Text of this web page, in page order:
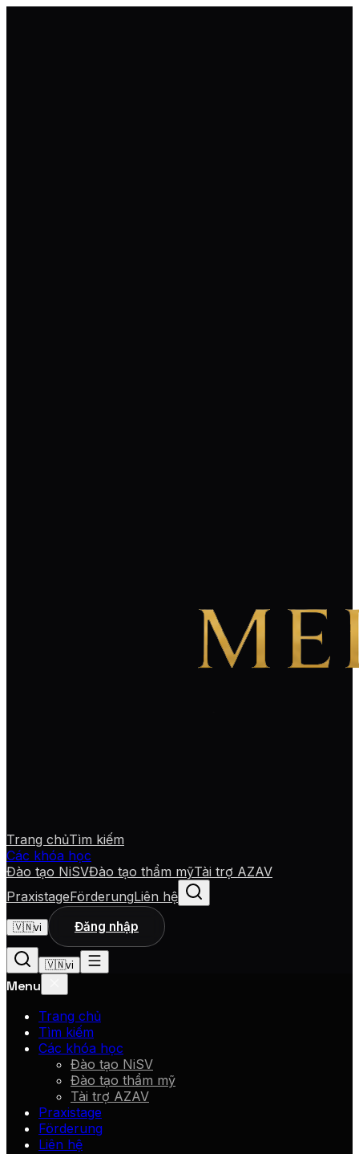
Trang chủTìm kiếm
Các khóa học
Đào tạo NiSVĐào tạo thẩm mỹTài trợ AZAV
PraxistageFörderungLiên hệ
🇻🇳vi Đăng nhập
🇻🇳vi
Menu
Trang chủ
Tìm kiếm
Các khóa học
Đào tạo NiSV
Đào tạo thẩm mỹ
Tài trợ AZAV
Praxistage
Förderung
Liên hệ